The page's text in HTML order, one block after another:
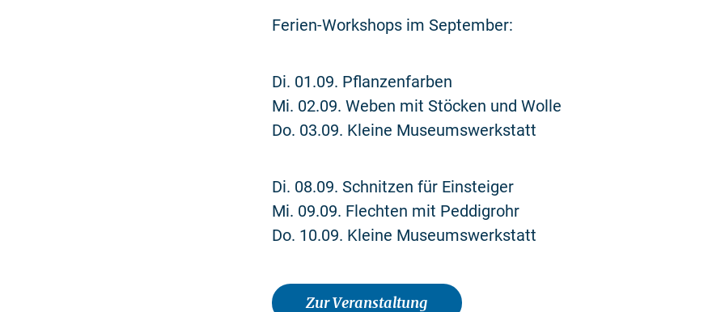
Ferien-Workshops im September:
Di. 01.09. Pflanzenfarben
Mi. 02.09. Weben mit Stöcken und Wolle
Do. 03.09. Kleine Museumswerkstatt
Di. 08.09. Schnitzen für Einsteiger
Mi. 09.09. Flechten mit Peddigrohr
Do. 10.09. Kleine Museumswerkstatt
Zur Veranstaltung